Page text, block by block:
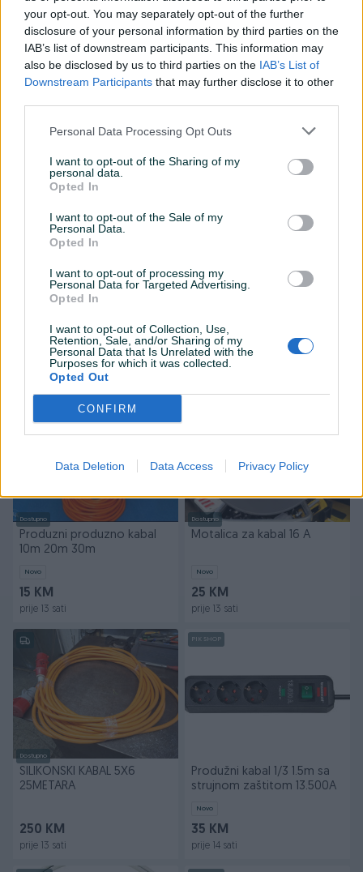
your opt-out. You may separately opt-out of the further
disclosure of your personal information by third parties on the
IAB’s list of downstream participants. This information may
also be disclosed by us to third parties on the IAB’s List of
Downstream Participants that may further disclose it to other
Personal Data Processing Opt Outs
I want to opt-out of the Sharing of my
personal data.
Opted In
I want to opt-out of the Sale of my
Personal Data.
Opted In
I want to opt-out of processing my
Personal Data for Targeted Advertising.
Opted In
I want to opt-out of Collection, Use,
Retention, Sale, and/or Sharing of my
Personal Data that Is Unrelated with the
Purposes for which it was collected.
Opted Out
CONFIRM
Data Deletion Data Access Privacy Policy
Dostupno
Produzni kabal kablo
motalica 3x1.50 60
prije 13 sati
Motalica za kabal kablo
prije 13 sati
Produzni produzni kabal
15 KM
prije 13 sati
PIK SHOP
Dostupno
Novo
60 KM
Dostupno
Produzni produzno kabal
10m 20m 30m
Novo
15 KM
prije 13 sati
Dostupno
Motalica za kabal 16 A
Novo
25 KM
prije 13 sati
Dostupno
SILIKONSKI KABAL 5X6
25METARA
250 KM
prije 13 sati
PIK SHOP
Produžni kabal 1/3 1.5m sa
strujnom zaštitom 13.500A
Novo
35 KM
prije 14 sati